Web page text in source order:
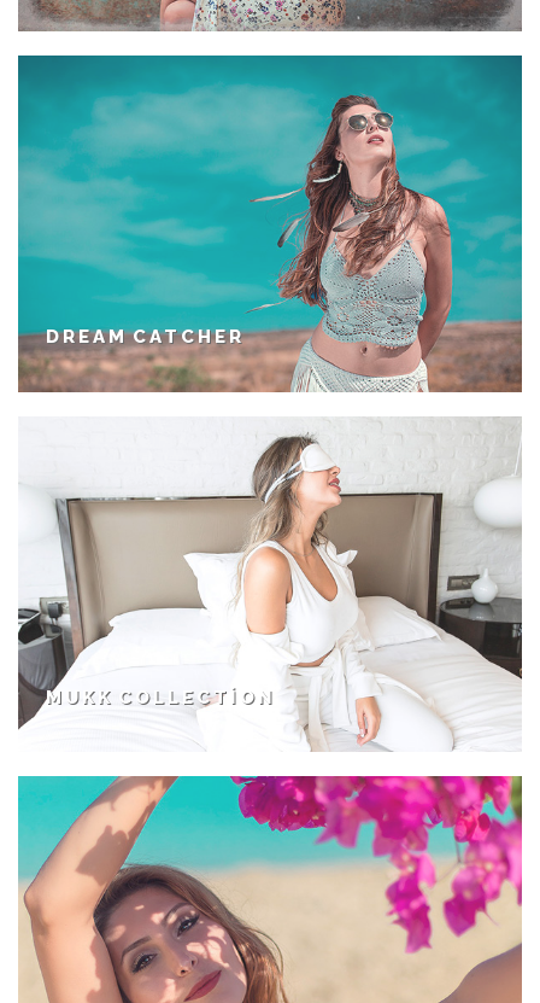
DREAM CATCHER
MUKK COLLECTION